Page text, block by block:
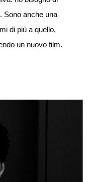
Sono anche una
di più a quello,
un nuovo film.